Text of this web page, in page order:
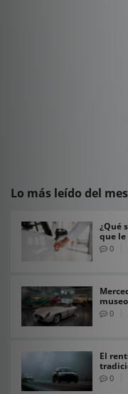
Lo más leído del mes
¿Qué
que le
0
0
El
0